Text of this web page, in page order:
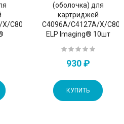
X/CE255A/X
X/C8061X/Q2610A/Q6511A/X/
(оболочка) для
картриджей
C4096A/C4127A/X/
ELP Imaging® 10шт
930 ₽
КУПИТЬ